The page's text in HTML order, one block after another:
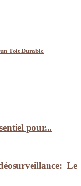
Toit Durable
pour...
Le